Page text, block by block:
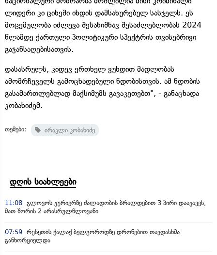
ლიდერი კი ციხეში იხდის დამსახურებულ სასჯელს. ეს
მოცემულობა იძლევა შესანიშნავ შესაძლებლობას 2024
წლამდე ქართული პოლიტიკური სპექტრის თვისებრივი
გაჯანსაღებისათვის.
დასასრულს, კიდევ ერთხელ ვუხდით მადლობას
ამომრჩეველს გამოცხადებული ნდობისთვის. ამ ნდობის
გასამართლებლად მაქსიმუმს გავაკეთებთ", - განაცხადა
კობახიძემ.
თემები: ირაკლი კობახიძე
დღის სიახლეები
11:08 გლოვოს კურიერზე ძალადობის ბრალდებით 3 პირი დააკავეს,
მათ შორის 2 არასრულწლოვანი
07:59 რუსეთის ქალაქ ბელგოროდზე დრონებით თავდასხმა
განხორციელდა